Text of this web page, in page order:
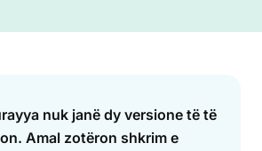
nuk janë dy versione të të
Amal zotëron shkrim e